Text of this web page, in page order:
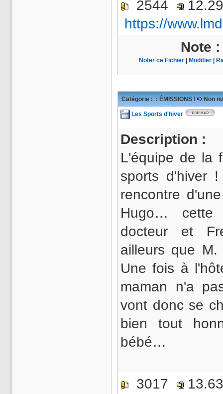
2544
https://
Note
Noter ce Fichier Modifier
Catégorie : : ÉMISSIONS ! Non
Les Sports d'hiver
Description :
L'équipe de la
sports d'hiver
rencontre
Hugo… cette
docteur et
ailleurs que
Une fois à
maman n'a
vont donc se
bien tout
bébé…
3017